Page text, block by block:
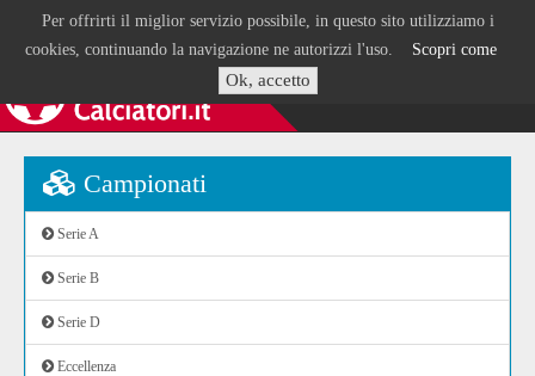
Per offrirti il miglior servizio possibile, in questo sito utilizziamo i
cookies, continuando la navigazione ne autorizzi l'uso. Scopri come
Ok, accetto
Campionati
Serie A
Serie B
Serie D
Eccellenza